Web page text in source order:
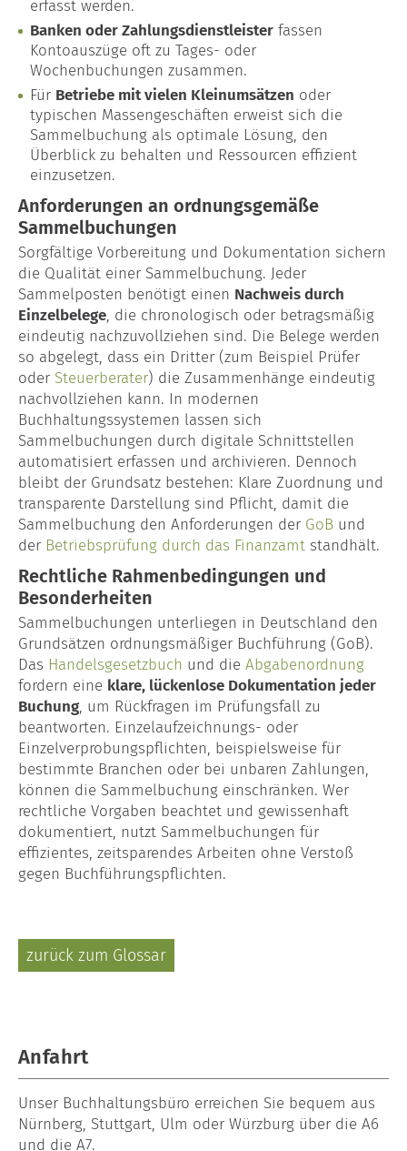
erfasst werden.
Banken oder Zahlungsdienstleister fassen
Kontoauszüge oft zu Tages- oder
Wochenbuchungen zusammen.
Für Betriebe mit vielen Kleinumsätzen oder
typischen Massengeschäften erweist sich die
Sammelbuchung als optimale Lösung, den
Überblick zu behalten und Ressourcen effizient
einzusetzen.
Anforderungen an ordnungsgemäße
Sammelbuchungen
Sorgfältige Vorbereitung und Dokumentation sichern
die Qualität einer Sammelbuchung. Jeder
Sammelposten benötigt einen Nachweis durch
Einzelbelege, die chronologisch oder betragsmäßig
eindeutig nachzuvollziehen sind. Die Belege werden
so abgelegt, dass ein Dritter (zum Beispiel Prüfer
oder Steuerberater) die Zusammenhänge eindeutig
nachvollziehen kann. In modernen
Buchhaltungssystemen lassen sich
Sammelbuchungen durch digitale Schnittstellen
automatisiert erfassen und archivieren. Dennoch
bleibt der Grundsatz bestehen: Klare Zuordnung und
transparente Darstellung sind Pflicht, damit die
Sammelbuchung den Anforderungen der GoB und
der Betriebsprüfung durch das Finanzamt standhält.
Rechtliche Rahmenbedingungen und
Besonderheiten
Sammelbuchungen unterliegen in Deutschland den
Grundsätzen ordnungsmäßiger Buchführung (GoB).
Das Handelsgesetzbuch und die Abgabenordnung
fordern eine klare, lückenlose Dokumentation jeder
Buchung, um Rückfragen im Prüfungsfall zu
beantworten. Einzelaufzeichnungs- oder
Einzelverprobungspflichten, beispielsweise für
bestimmte Branchen oder bei unbaren Zahlungen,
können die Sammelbuchung einschränken. Wer
rechtliche Vorgaben beachtet und gewissenhaft
dokumentiert, nutzt Sammelbuchungen für
effizientes, zeitsparendes Arbeiten ohne Verstoß
gegen Buchführungspflichten.
zurück zum Glossar
Anfahrt
Unser Buchhaltungsbüro erreichen Sie bequem aus
Nürnberg, Stuttgart, Ulm oder Würzburg über die A6
und die A7.